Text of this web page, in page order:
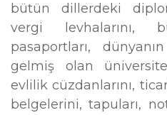
bütün dillerdeki
vergi levhalarını,
pasaportları,
gelmiş olan
evlilik cüzdanlarını,
belgelerini, tapuları,